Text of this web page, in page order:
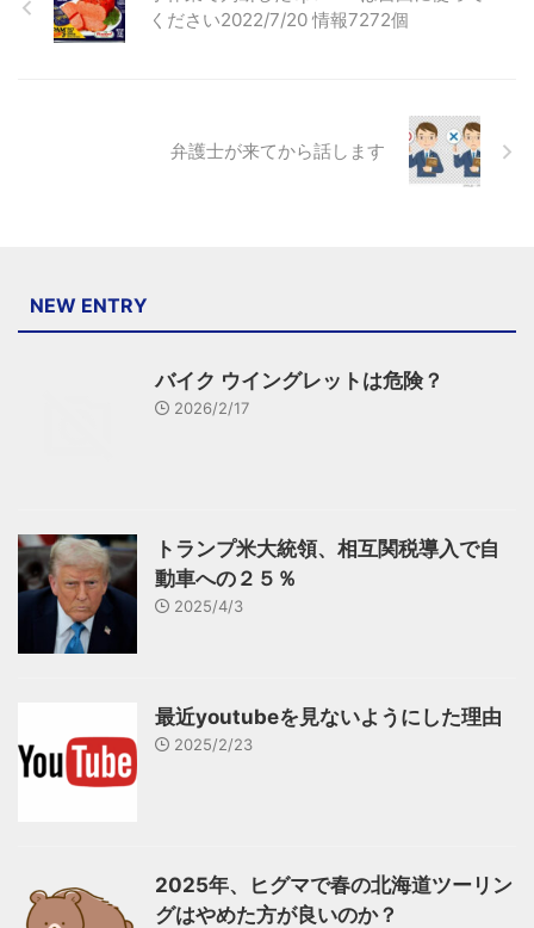
ください2022/7/20 情報7272個
弁護士が来てから話します
NEW ENTRY
バイク ウイングレットは危険？
2026/2/17
トランプ米大統領、相互関税導入で自
動車への２５％
2025/4/3
最近youtubeを見ないようにした理由
2025/2/23
2025年、ヒグマで春の北海道ツーリン
グはやめた方が良いのか？